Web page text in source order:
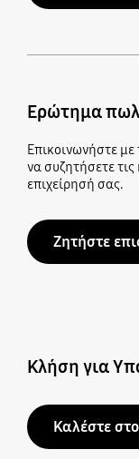
Ερώτημα
Επικοινωνήστε
να συζητήσετε τις
επιχείρησή σας.
Ζητήστε
Κλήση για
Καλέστε